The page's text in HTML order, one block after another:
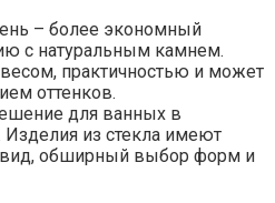
– более экономный
с натуральным камнем.
практичностью и может
оттенков.
для ванных в
из стекла имеют
обширный выбор форм и